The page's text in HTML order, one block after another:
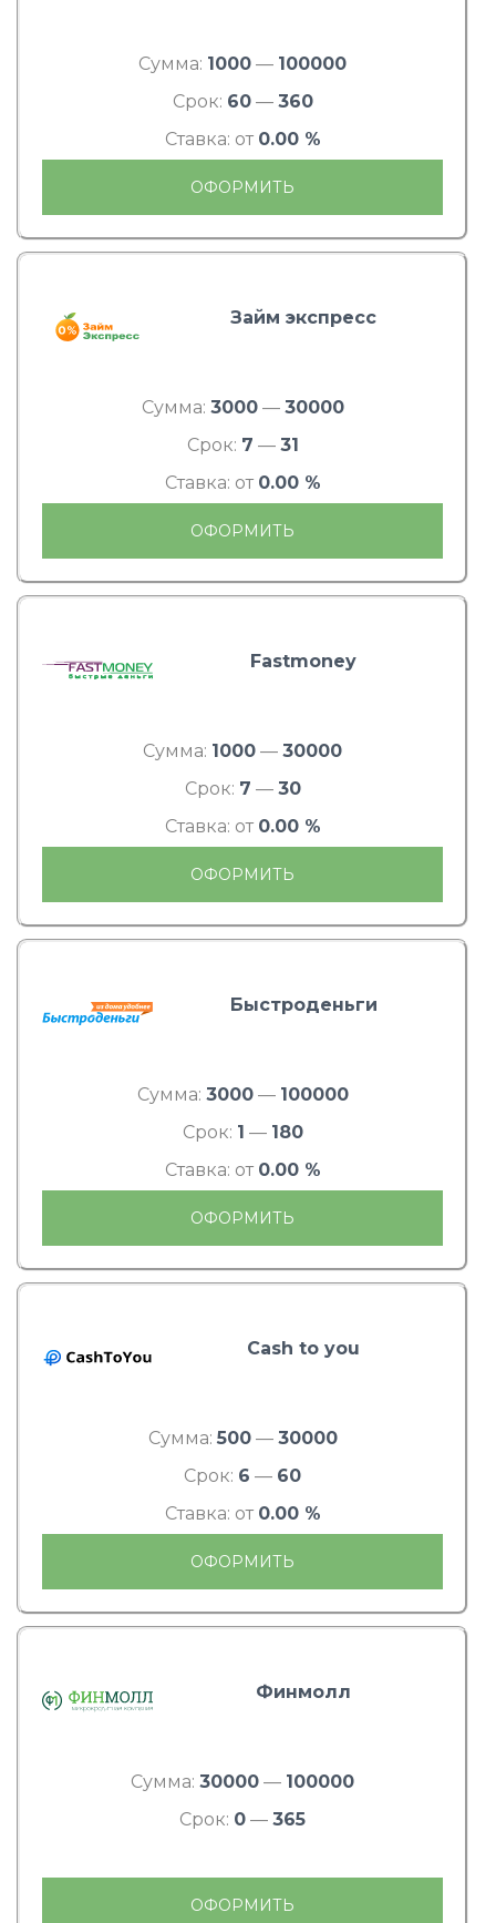
Сумма: 1000 — 100000
Срок: 60— 360
Ставка: от 0.00 %
ОФОРМИТЬ
Займ экспресс
Сумма: 3000— 30000
Срок: 7 — 31
Ставка: от 0.00 %
ОФОРМИТЬ
Fastmoney
Сумма: 1000 — 30000
Срок: 7 — 30
Ставка: от 0.00 %
ОФОРМИТЬ
Быстроденьги
Сумма: 3000— 100000
Срок: 1 — 180
Ставка: от 0.00 %
ОФОРМИТЬ
Cash to you
Сумма: 500— 30000
Срок: 6 — 60
Ставка: от 0.00 %
ОФОРМИТЬ
Финмолл
Сумма: 30000 — 100000
Срок: 0 — 365
ОФОРМИТЬ